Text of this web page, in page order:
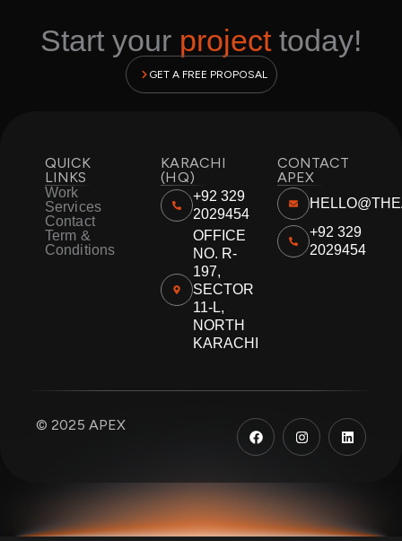
Start your projecttoday!
GET A FREE PROPOSAL
QUICK
LINKS
Work
Services
Contact
Term &
Conditions
KARACHI
(HQ)
+92 329
2029454
OFFICE
NO. R-
197,
SECTOR
11-L,
NORTH
KARACHI
CONTACT
APEX
+92 329
2029454
© 2025 APEX
F
a
c
o
o
k
I
n
s
a
m
L
i
n